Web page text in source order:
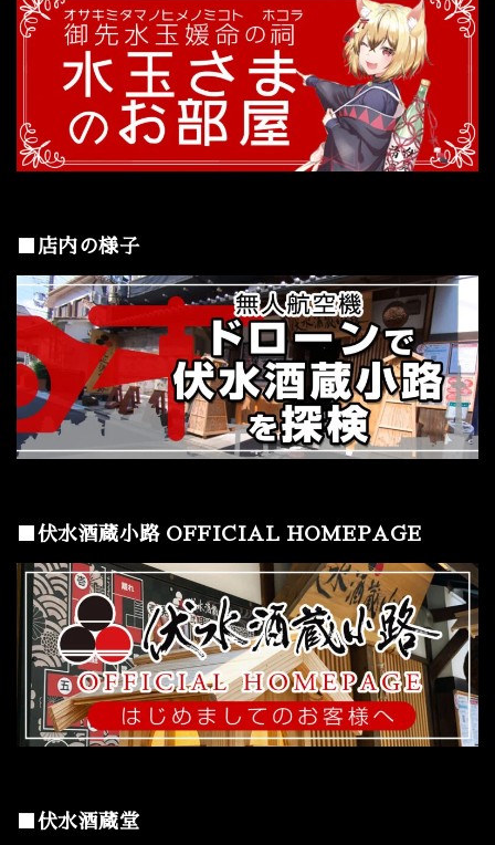
■店内の様子
■伏水酒蔵小路 OFFICIAL HOMEPAGE
■伏水酒蔵堂